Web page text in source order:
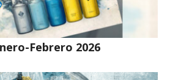
Febrero 2026